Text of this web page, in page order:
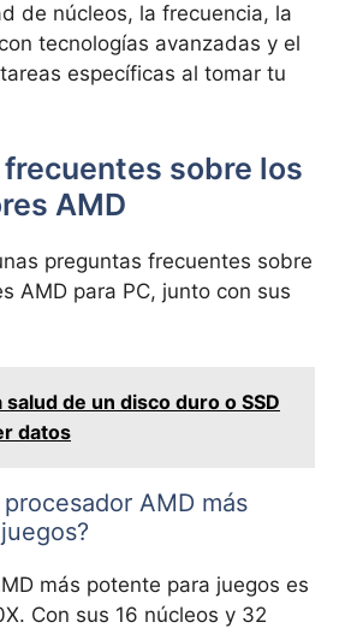
de núcleos, la frecuencia, la
tecnologías avanzadas y el
específicas al tomar tu
sobre los
AMD
preguntas frecuentes sobre
AMD para PC, junto con sus
de un disco duro o SSD
datos
AMD más
más potente para juegos es
Con sus 16 núcleos y 32